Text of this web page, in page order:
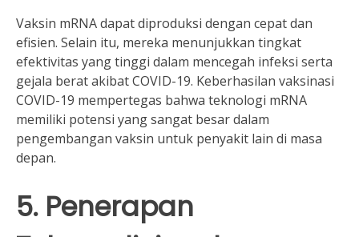
Vaksin mRNA dapat diproduksi dengan cepat dan
efisien. Selain itu, mereka menunjukkan tingkat
efektivitas yang tinggi dalam mencegah infeksi serta
gejala berat akibat COVID-19. Keberhasilan vaksinasi
COVID-19 mempertegas bahwa teknologi mRNA
memiliki potensi yang sangat besar dalam
pengembangan vaksin untuk penyakit lain di masa
depan.
5. Penerapan